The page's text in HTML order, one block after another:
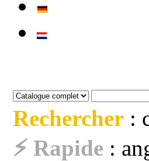
Rechercher :
⚡ Rapide :